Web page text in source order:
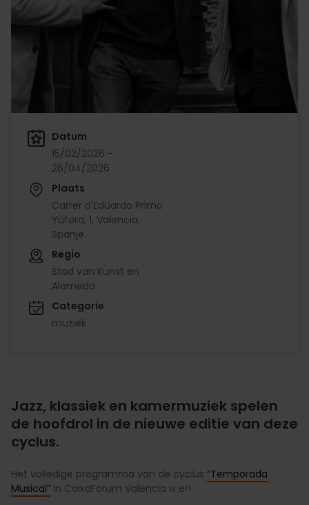
Datum
15/02/2026 -
26/04/2026
Plaats
Carrer d'Eduardo Primo
Yúfera, 1, Valencia,
Spanje.
Regio
Stad van Kunst en
Alameda
Categorie
muziek
Jazz, klassiek en kamermuziek spelen
de hoofdrol in de nieuwe editie van deze
cyclus.
Het volledige programma van de cyclus “Temporada
Musical” in CaixaForum Valencia is er!